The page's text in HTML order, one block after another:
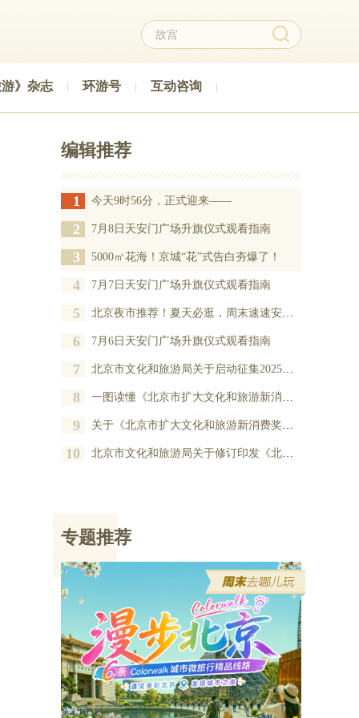
》杂志 环游号 互动咨询
编辑推荐
1 今天9时56分，正式迎来——
2 7月8日天安门广场升旗仪式观看指南
3 5000㎡花海！京城“花”式告白夯爆了！
4 7月7日天安门广场升旗仪式观看指南
5 北京夜市推荐！夏天必逛，周末速速安排——
6 7月6日天安门广场升旗仪式观看指南
7 北京市文化和旅游局关于启动征集2025年度北京市扩大文化和旅游新消费奖励项目的公告
8 一图读懂《北京市扩大文化和旅游新消费奖励办法》
9 关于《北京市扩大文化和旅游新消费奖励办法》的政策解读
10 北京市文化和旅游局关于修订印发《北京市扩大文化和旅游新消费奖励办法》的通知
专题推荐